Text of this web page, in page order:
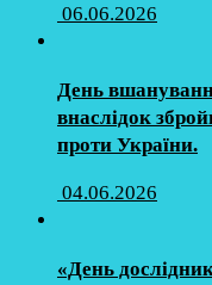
06.06.2026
День
внаслідок
проти України.
04.06.2026
«День